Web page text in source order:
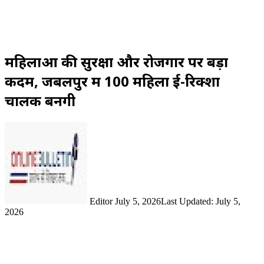
महिलाओं की सुरक्षा और रोजगार पर बड़ा
कदम, जबलपुर में 100 महिला ई-रिक्शा
चालक बनेंगी
Editor July 5, 2026Last Updated: July 5,
2026